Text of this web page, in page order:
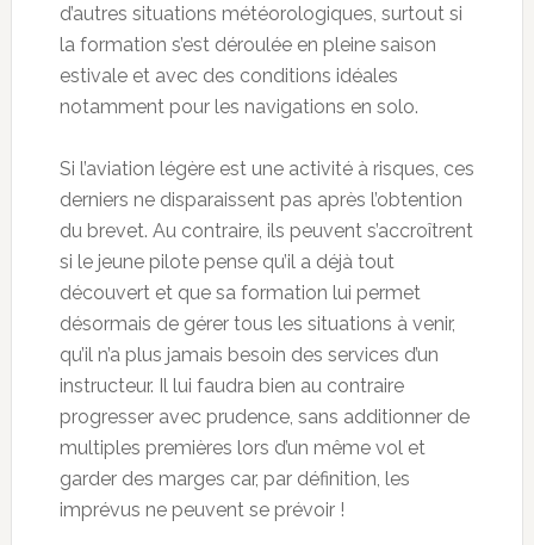
d’autres situations météorologiques, surtout si
la formation s’est déroulée en pleine saison
estivale et avec des conditions idéales
notamment pour les navigations en solo.
Si l’aviation légère est une activité à risques, ces
derniers ne disparaissent pas après l’obtention
du brevet. Au contraire, ils peuvent s’accroîtrent
si le jeune pilote pense qu’il a déjà tout
découvert et que sa formation lui permet
désormais de gérer tous les situations à venir,
qu’il n’a plus jamais besoin des services d’un
instructeur. Il lui faudra bien au contraire
progresser avec prudence, sans additionner de
multiples premières lors d’un même vol et
garder des marges car, par définition, les
imprévus ne peuvent se prévoir !